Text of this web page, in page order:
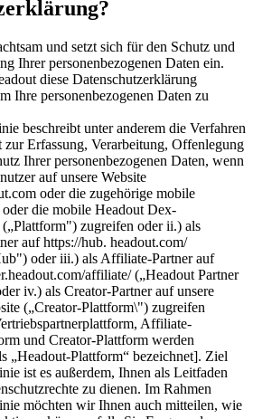
und setzt sich für den Schutz und
Ihrer personenbezogenen Daten ein.
diese Datenschutzerklärung
Ihre personenbezogenen Daten zu
beschreibt unter anderem die Verfahren
zur Erfassung, Verarbeitung, Offenlegung
Ihrer personenbezogenen Daten, wenn
auf unsere Website
oder die zugehörige mobile
die mobile Headout Dex-
zugreifen oder ii.) als
auf https://hub. headout.com/
oder iii.) als Affiliate-Partner auf
affiliate/ („Headout Partner
iv.) als Creator-Partner auf unsere
(„Creator-Plattform\") zugreifen
Affiliate-
und Creator-Plattform werden
„Headout-Plattform“ bezeichnet]. Ziel
ist es außerdem, Ihnen als Leitfaden
zu dienen. Im Rahmen
möchten wir Ihnen auch mitteilen, wie